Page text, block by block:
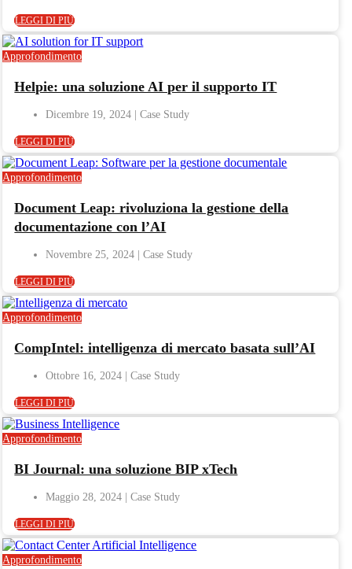
LEGGI DI PIÙ
Approfondimento
Helpie: una soluzione AI per il supporto IT
Dicembre 19, 2024
LEGGI DI PIÙ
Approfondimento
Document Leap: rivoluziona la gestione della
documentazione con l’AI
Novembre 25, 2024
LEGGI DI PIÙ
Approfondimento
CompIntel: intelligenza di mercato basata sull’AI
Ottobre 16, 2024
LEGGI DI PIÙ
Approfondimento
BI Journal: una soluzione BIP xTech
Maggio 28, 2024
LEGGI DI PIÙ
Approfondimento